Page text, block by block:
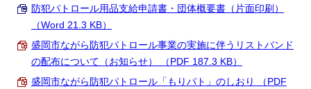
防犯パトロール用品支給申請書・団体概要書（片面印刷）
（Word 21.3 KB）
盛岡市ながら防犯パトロール事業の実施に伴うリストバンド
の配布について（お知らせ） （PDF 187.3 KB）
盛岡市ながら防犯パトロール「もりパト」のしおり （PDF